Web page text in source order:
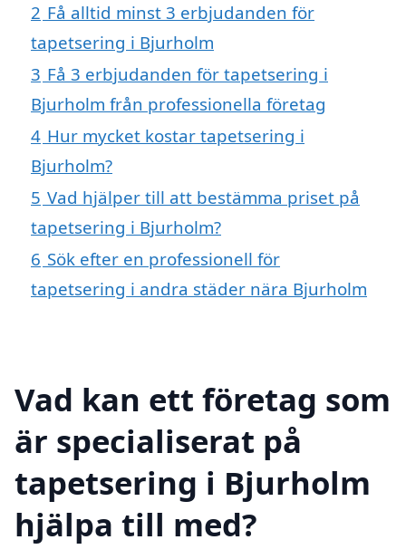
2 Få alltid minst 3 erbjudanden för
tapetsering i Bjurholm
3 Få 3 erbjudanden för tapetsering i
Bjurholm från professionella företag
4 Hur mycket kostar tapetsering i
Bjurholm?
5 Vad hjälper till att bestämma priset på
tapetsering i Bjurholm?
6 Sök efter en professionell för
tapetsering i andra städer nära Bjurholm
Vad kan ett företag som
är specialiserat på
tapetsering i Bjurholm
hjälpa till med?